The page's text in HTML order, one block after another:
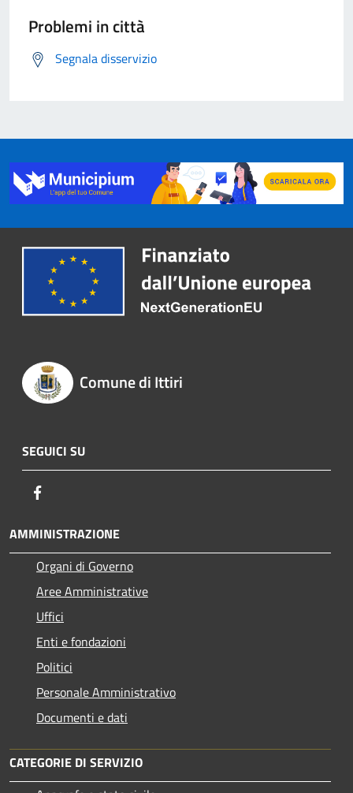
Problemi in città
Segnala disservizio
Comune di Ittiri
SEGUICI SU
AMMINISTRAZIONE
Organi di Governo
Aree Amministrative
Uffici
Enti e fondazioni
Politici
Personale Amministrativo
Documenti e dati
CATEGORIE DI SERVIZIO